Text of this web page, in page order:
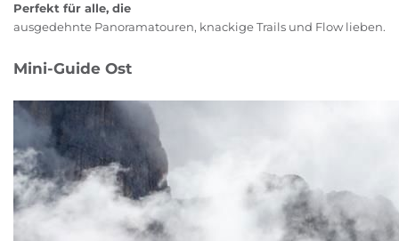
Perfekt für alle, die
ausgedehnte Panoramatouren, knackige Trails und Flow lieben.
Mini-Guide Ost